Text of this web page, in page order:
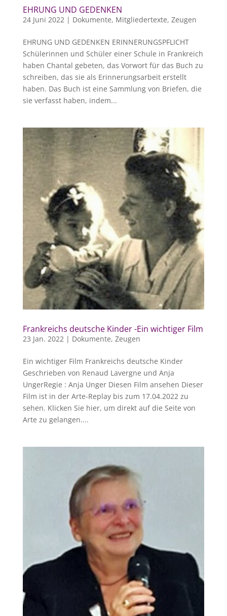
EHRUNG UND GEDENKEN
24 Juni 2022 | Dokumente, Mitgliedertexte, Zeugen
EHRUNG UND GEDENKEN ERINNERUNGSPFLICHT
Schülerinnen und Schüler einer Schule in Frankreich
haben Chantal gebeten, das Vorwort für das Buch zu
schreiben, das sie als Erinnerungsarbeit erstellt
haben. Das Buch ist eine Sammlung von Briefen, die
sie verfasst haben, indem...
Frankreichs deutsche Kinder -Ein wichtiger Film
23 Jan. 2022| Dokumente, Zeugen
Ein wichtiger Film Frankreichs deutsche Kinder
Geschrieben von Renaud Lavergne und Anja
UngerRegie : Anja Unger Diesen Film ansehen Dieser
Film ist in der Arte-Replay bis zum 17.04.2022 zu
sehen. Klicken Sie hier, um direkt auf die Seite von
Arte zu gelangen....